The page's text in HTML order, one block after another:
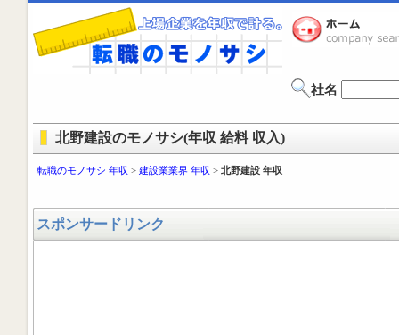
社名
北野建設のモノサシ(年収 給料 収入)
転職のモノサシ 年収 > 建設業業界 年収 > 北野建設 年収
スポンサードリンク